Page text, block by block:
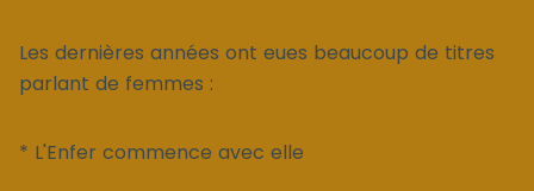
Les dernières années ont eues beaucoup de titres
parlant de femmes :
* L'Enfer commence avec elle